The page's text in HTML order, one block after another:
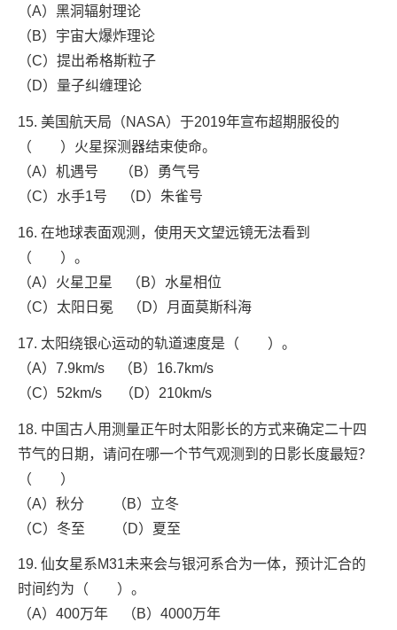
（A）黑洞辐射理论
（B）宇宙大爆炸理论
（C）提出希格斯粒子
（D）量子纠缠理论
15. 美国航天局（NASA）于2019年宣布超期服役的
（ ）火星探测器结束使命。
（A）机遇号 （B）勇气号
（C）水手1号 （D）朱雀号
16. 在地球表面观测，使用天文望远镜无法看到
（ ）。
（A）火星卫星 （B）水星相位
（C）太阳日冕 （D）月面莫斯科海
17. 太阳绕银心运动的轨道速度是（ ）。
（A）7.9km/s （B）16.7km/s
（C）52km/s （D）210km/s
18. 中国古人用测量正午时太阳影长的方式来确定二十四
节气的日期，请问在哪一个节气观测到的日影长度最短？
（ ）
（A）秋分 （B）立冬
（C）冬至 （D）夏至
19. 仙女星系M31未来会与银河系合为一体，预计汇合的
时间约为（ ）。
（A）400万年 （B）4000万年